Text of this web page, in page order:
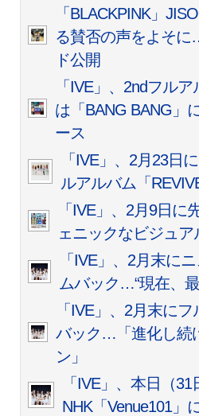
「BLACKPINK」
る賛否の声をよそ
ド公開
「IVE」、2ndフル
は「BANG BANG」
ース
「IVE」、2月23日
ルアルバム「
「IVE」、2月9日
ェニックなビジュ
「IVE」、2月末に
ムバック…“現在、
「IVE」、2月末に
バック…「進化し続
ン」
「IVE」、本日（31
NHK「Venue101